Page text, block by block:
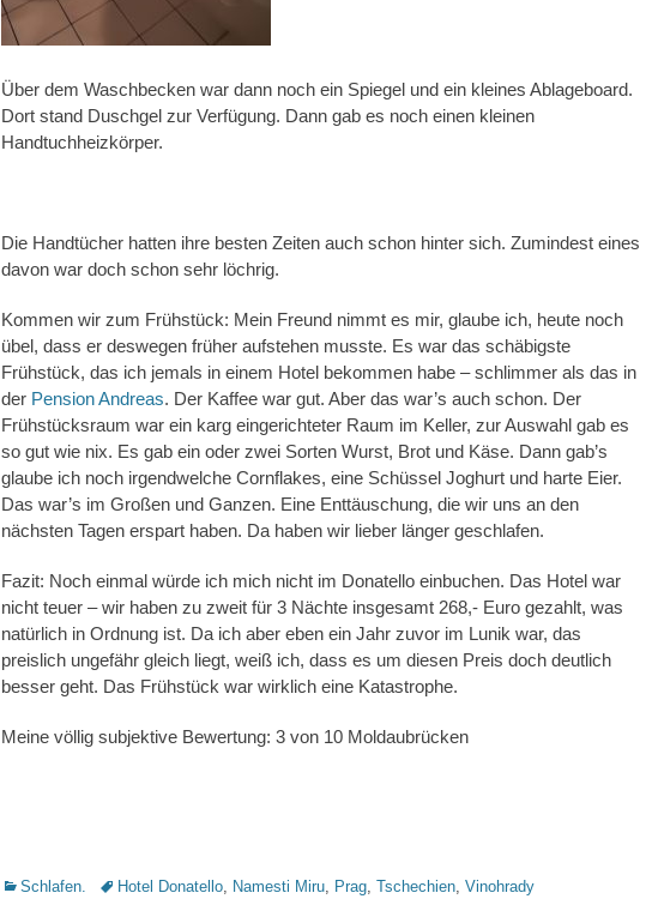
Über dem Waschbecken war dann noch ein Spiegel und ein kleines Ablageboard.
Dort stand Duschgel zur Verfügung. Dann gab es noch einen kleinen
Handtuchheizkörper.
Die Handtücher hatten ihre besten Zeiten auch schon hinter sich. Zumindest eines
davon war doch schon sehr löchrig.
Kommen wir zum Frühstück: Mein Freund nimmt es mir, glaube ich, heute noch
übel, dass er deswegen früher aufstehen musste. Es war das schäbigste
Frühstück, das ich jemals in einem Hotel bekommen habe – schlimmer als das in
der Pension Andreas. Der Kaffee war gut. Aber das war’s auch schon. Der
Frühstücksraum war ein karg eingerichteter Raum im Keller, zur Auswahl gab es
so gut wie nix. Es gab ein oder zwei Sorten Wurst, Brot und Käse. Dann gab’s
glaube ich noch irgendwelche Cornflakes, eine Schüssel Joghurt und harte Eier.
Das war’s im Großen und Ganzen. Eine Enttäuschung, die wir uns an den
nächsten Tagen erspart haben. Da haben wir lieber länger geschlafen.
Fazit: Noch einmal würde ich mich nicht im Donatello einbuchen. Das Hotel war
nicht teuer – wir haben zu zweit für 3 Nächte insgesamt 268,- Euro gezahlt, was
natürlich in Ordnung ist. Da ich aber eben ein Jahr zuvor im Lunik war, das
preislich ungefähr gleich liegt, weiß ich, dass es um diesen Preis doch deutlich
besser geht. Das Frühstück war wirklich eine Katastrophe.
Meine völlig subjektive Bewertung: 3 von 10 Moldaubrücken
Kategorien
Schlafen. Schlagworte
Hotel Donatello, Namesti Miru, Prag, Tschechien, Vinohrady